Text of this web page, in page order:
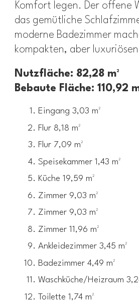
Komfort legen. Der offene
das gemütliche
moderne Badezimmer
kompakten, aber
Nutzfläche: 82,28 m²
Bebaute Fläche: 110,92
Eingang 3,03 m²
Flur 8,18 m²
Flur 7,09 m²
Speisekammer 1,43 m²
Küche 19,59 m²
Zimmer 9,03 m²
Zimmer 9,03 m²
Zimmer 11,96 m²
Ankleidezimmer 3,45 m²
Badezimmer 4,49 m²
Waschküche/Heizraum
Toilette 1,74 m²